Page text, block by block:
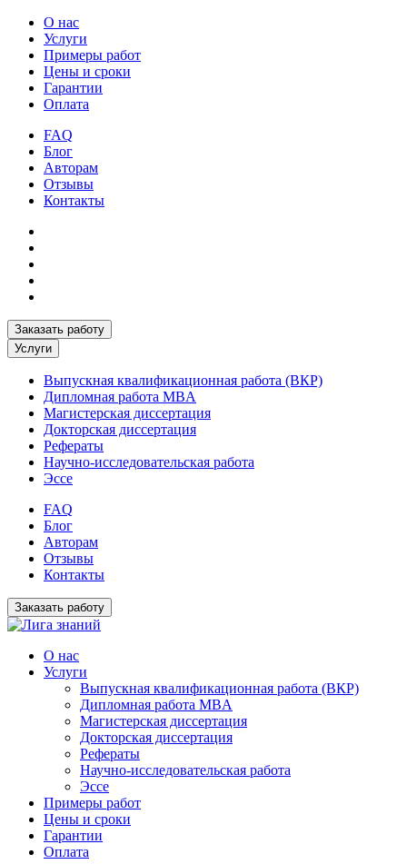
О нас
Услуги
Примеры работ
Цены и сроки
Гарантии
Оплата
FAQ
Блог
Авторам
Отзывы
Контакты
Заказать работу
Услуги
Выпускная квалификационная работа (ВКР)
Дипломная работа MBA
Магистерская диссертация
Докторская диссертация
Рефераты
Научно-исследовательская работа
Эссе
FAQ
Блог
Авторам
Отзывы
Контакты
Заказать работу
О нас
Услуги
Выпускная квалификационная работа (ВКР)
Дипломная работа MBA
Магистерская диссертация
Докторская диссертация
Рефераты
Научно-исследовательская работа
Эссе
Примеры работ
Цены и сроки
Гарантии
Оплата